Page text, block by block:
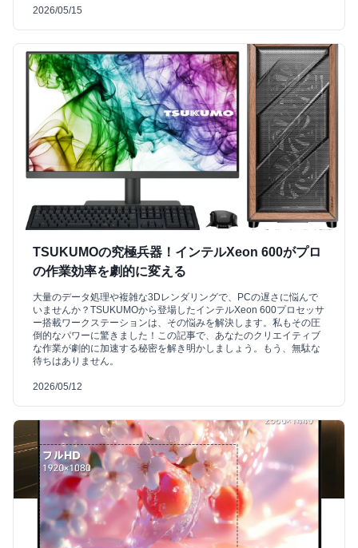
2026/05/15
TSUKUMOの究極兵器！インテルXeon 600がプロ
の作業効率を劇的に変える
大量のデータ処理や複雑な3Dレンダリングで、PCの遅さに悩んで
いませんか？TSUKUMOから登場したインテルXeon 600プロセッサ
ー搭載ワークステーションは、その悩みを解決します。私もその圧
倒的なパワーに驚きました！この記事で、あなたのクリエイティブ
な作業が劇的に加速する秘密を解き明かしましょう。もう、無駄な
待ちはありません。
2026/05/12